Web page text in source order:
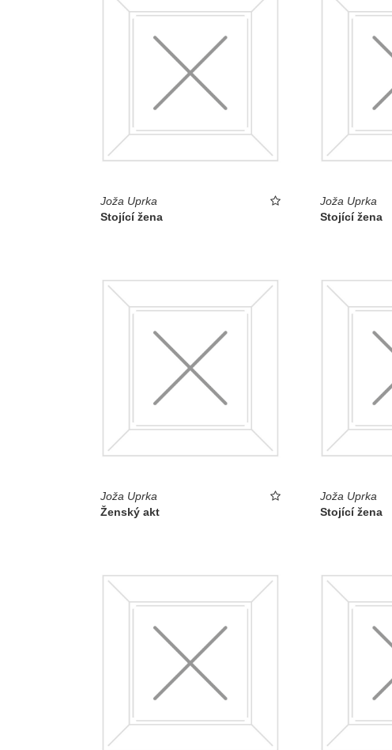
Joža Uprka
Stojící žena
Joža Uprka
Stojící žena
Joža Uprka
Ženský akt
Joža Uprka
Stojící žena